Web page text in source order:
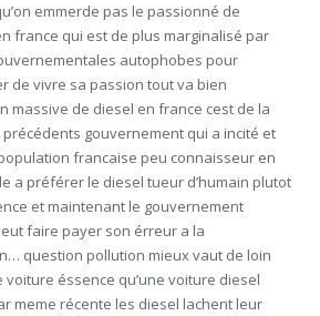
emmerde pas le passionné de
france qui est de plus marginalisé par
autophobes pour
de vivre sa passion tout va bien
massive de diesel en france cest de la
gouvernement qui a incité et
francaise peu connaisseur en
a préférer le diesel tueur d’humain plutot
et maintenant le gouvernement
faire payer son érreur a la
question pollution mieux vaut de loin
voiture éssence qu’une voiture diesel
meme récente les diesel lachent leur